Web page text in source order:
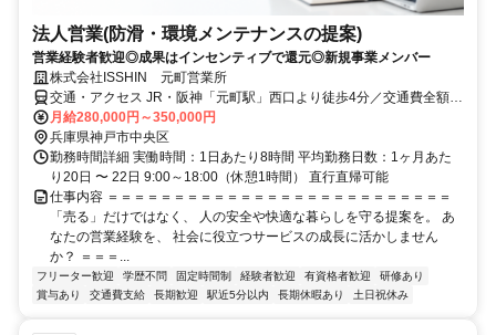
法人営業(防滑・環境メンテナンスの提案)
営業経験者歓迎◎成果はインセンティブで還元◎新規事業メンバー
株式会社ISSHIN 元町営業所
交通・アクセス JR・阪神「元町駅」西口より徒歩4分／交通費全額支
給
月給280,000円～350,000円
兵庫県神戸市中央区
勤務時間詳細 実働時間：1日あたり8時間 平均勤務日数：1ヶ月あた
り20日 〜 22日 9:00～18:00（休憩1時間） 直行直帰可能
仕事内容 ＝＝＝＝＝＝＝＝＝＝＝＝＝＝＝＝＝＝＝＝＝＝＝＝＝＝
「売る」だけではなく、 人の安全や快適な暮らしを守る提案を。 あ
なたの営業経験を、 社会に役立つサービスの成長に活かしません
か？ ＝＝＝...
フリーター歓迎 学歴不問 固定時間制 経験者歓迎 有資格者歓迎
研修あり
賞与あり
交通費支給 長期歓迎 駅近5分以内 長期休暇あり 土日祝休み